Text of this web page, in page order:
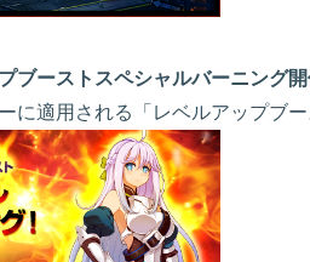
ブーストスペシャルバーニング
に適用される「レベルアップブ